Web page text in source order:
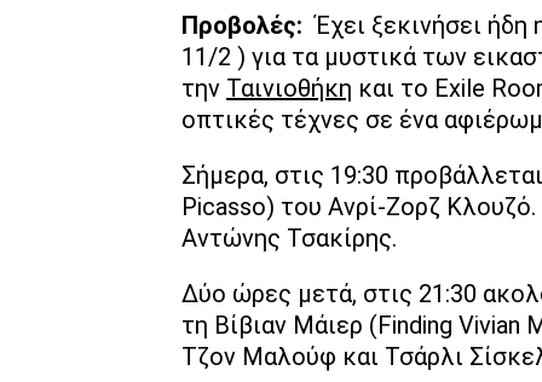
Προβολές: Έχει ξεκινήσει
11/2 ) για τα μυστικά των
την Ταινιοθήκη και το Exile
οπτικές τέχνες σε ένα
Σήμερα, στις 19:30
Picasso) του Ανρί-Ζορζ
Αντώνης Τσακίρης.
Δύο ώρες μετά, στις 21:30
τη Βίβιαν Μάιερ (Finding Vivian
Τζον Μαλούφ και Τσάρλι